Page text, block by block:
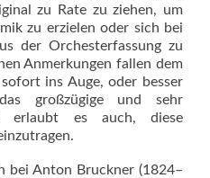
zu Rate zu ziehen, um
zu erzielen oder sich bei
der Orchesterfassung zu
Anmerkungen fallen dem
ins Auge, oder besser
großzügige und sehr
erlaubt es auch, diese
bei Anton Bruckner (1824–